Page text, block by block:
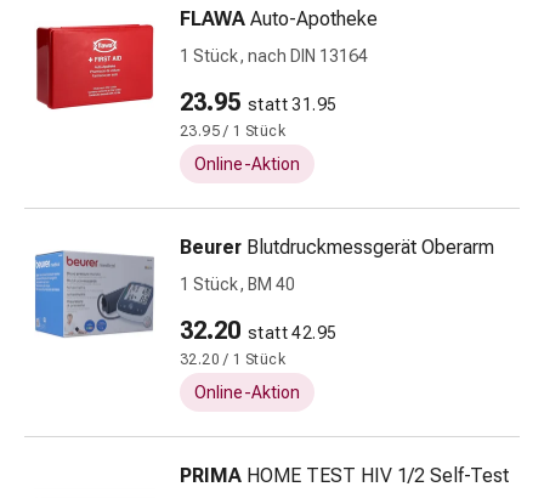
Fieberbläschen
Hautausschlag
Komplementärmedizin
Bachblütentherapie
Gemmotherapie
Homöopathie
Schüssler
Salz
Spagyrik
Anthroposophika
Prostata
FLAWA Auto-Apotheke
1 Stück, nach DIN 13164
23.95 statt 31.95
23.95 / 1 Stück
Online-Aktion
Beurer Blutdruckmessgerät Oberarm
1 Stück, BM 40
32.20 statt 42.95
32.20 / 1 Stück
Online-Aktion
PRIMA HOME TEST HIV 1/2 Self-Test